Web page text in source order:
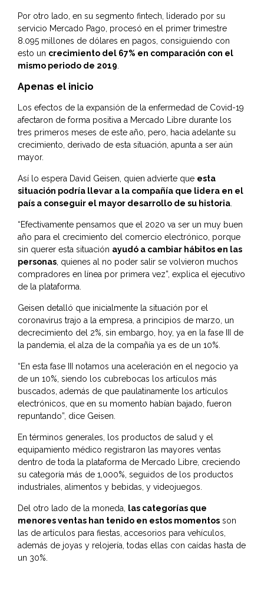
Por otro lado, en su segmento fintech, liderado por su
servicio Mercado Pago, procesó en el primer trimestre
8.095 millones de dólares en pagos, consiguiendo con
esto un crecimiento del 67% en comparación con el
mismo periodo de 2019
Apenas el inicio
Los efectos de la expansión de la enfermedad de Covid-19
afectaron de forma positiva a Mercado Libre durante los
tres primeros meses de este año, pero, hacia adelante su
crecimiento, derivado de esta situación, apunta a ser aún
mayor.
Así lo espera David Geisen, quien advierte que esta
situación podría llevar a la compañía que lidera en el
país a conseguir el mayor desarrollo de su historia
“Efectivamente pensamos que el 2020 va ser un muy buen
año para el crecimiento del comercio electrónico, porque
sin querer esta situación ayudó a cambiar hábitos en las
personas , quienes al no poder salir se volvieron muchos
compradores en línea por primera vez”, explica el ejecutivo
de la plataforma.
Geisen detalló que inicialmente la situación por el
coronavirus trajo a la empresa, a principios de marzo, un
decrecimiento del 2%, sin embargo, hoy, ya en la fase III de
la pandemia, el alza de la compañía ya es de un 10%.
“En esta fase III notamos una aceleración en el negocio ya
de un 10%, siendo los cubrebocas los artículos más
buscados, además de que paulatinamente los artículos
electrónicos, que en su momento habían bajado, fueron
repuntando”, dice Geisen.
En términos generales, los productos de salud y el
equipamiento médico registraron las mayores ventas
dentro de toda la plataforma de Mercado Libre, creciendo
su categoría más de 1,000%, seguidos de los productos
industriales, alimentos y bebidas, y videojuegos.
Del otro lado de la moneda,
las categorías que
menores ventas han tenido en estos momentos son
las de artículos para fiestas, accesorios para vehículos,
además de joyas y relojería, todas ellas con caídas hasta de
un 30%.